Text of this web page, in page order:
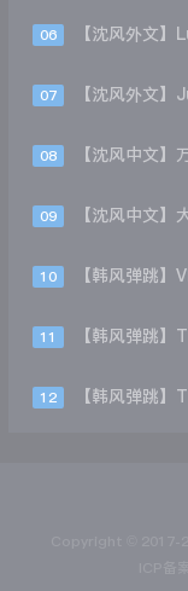
06
07
08
09 【沈风中文
10
11
12